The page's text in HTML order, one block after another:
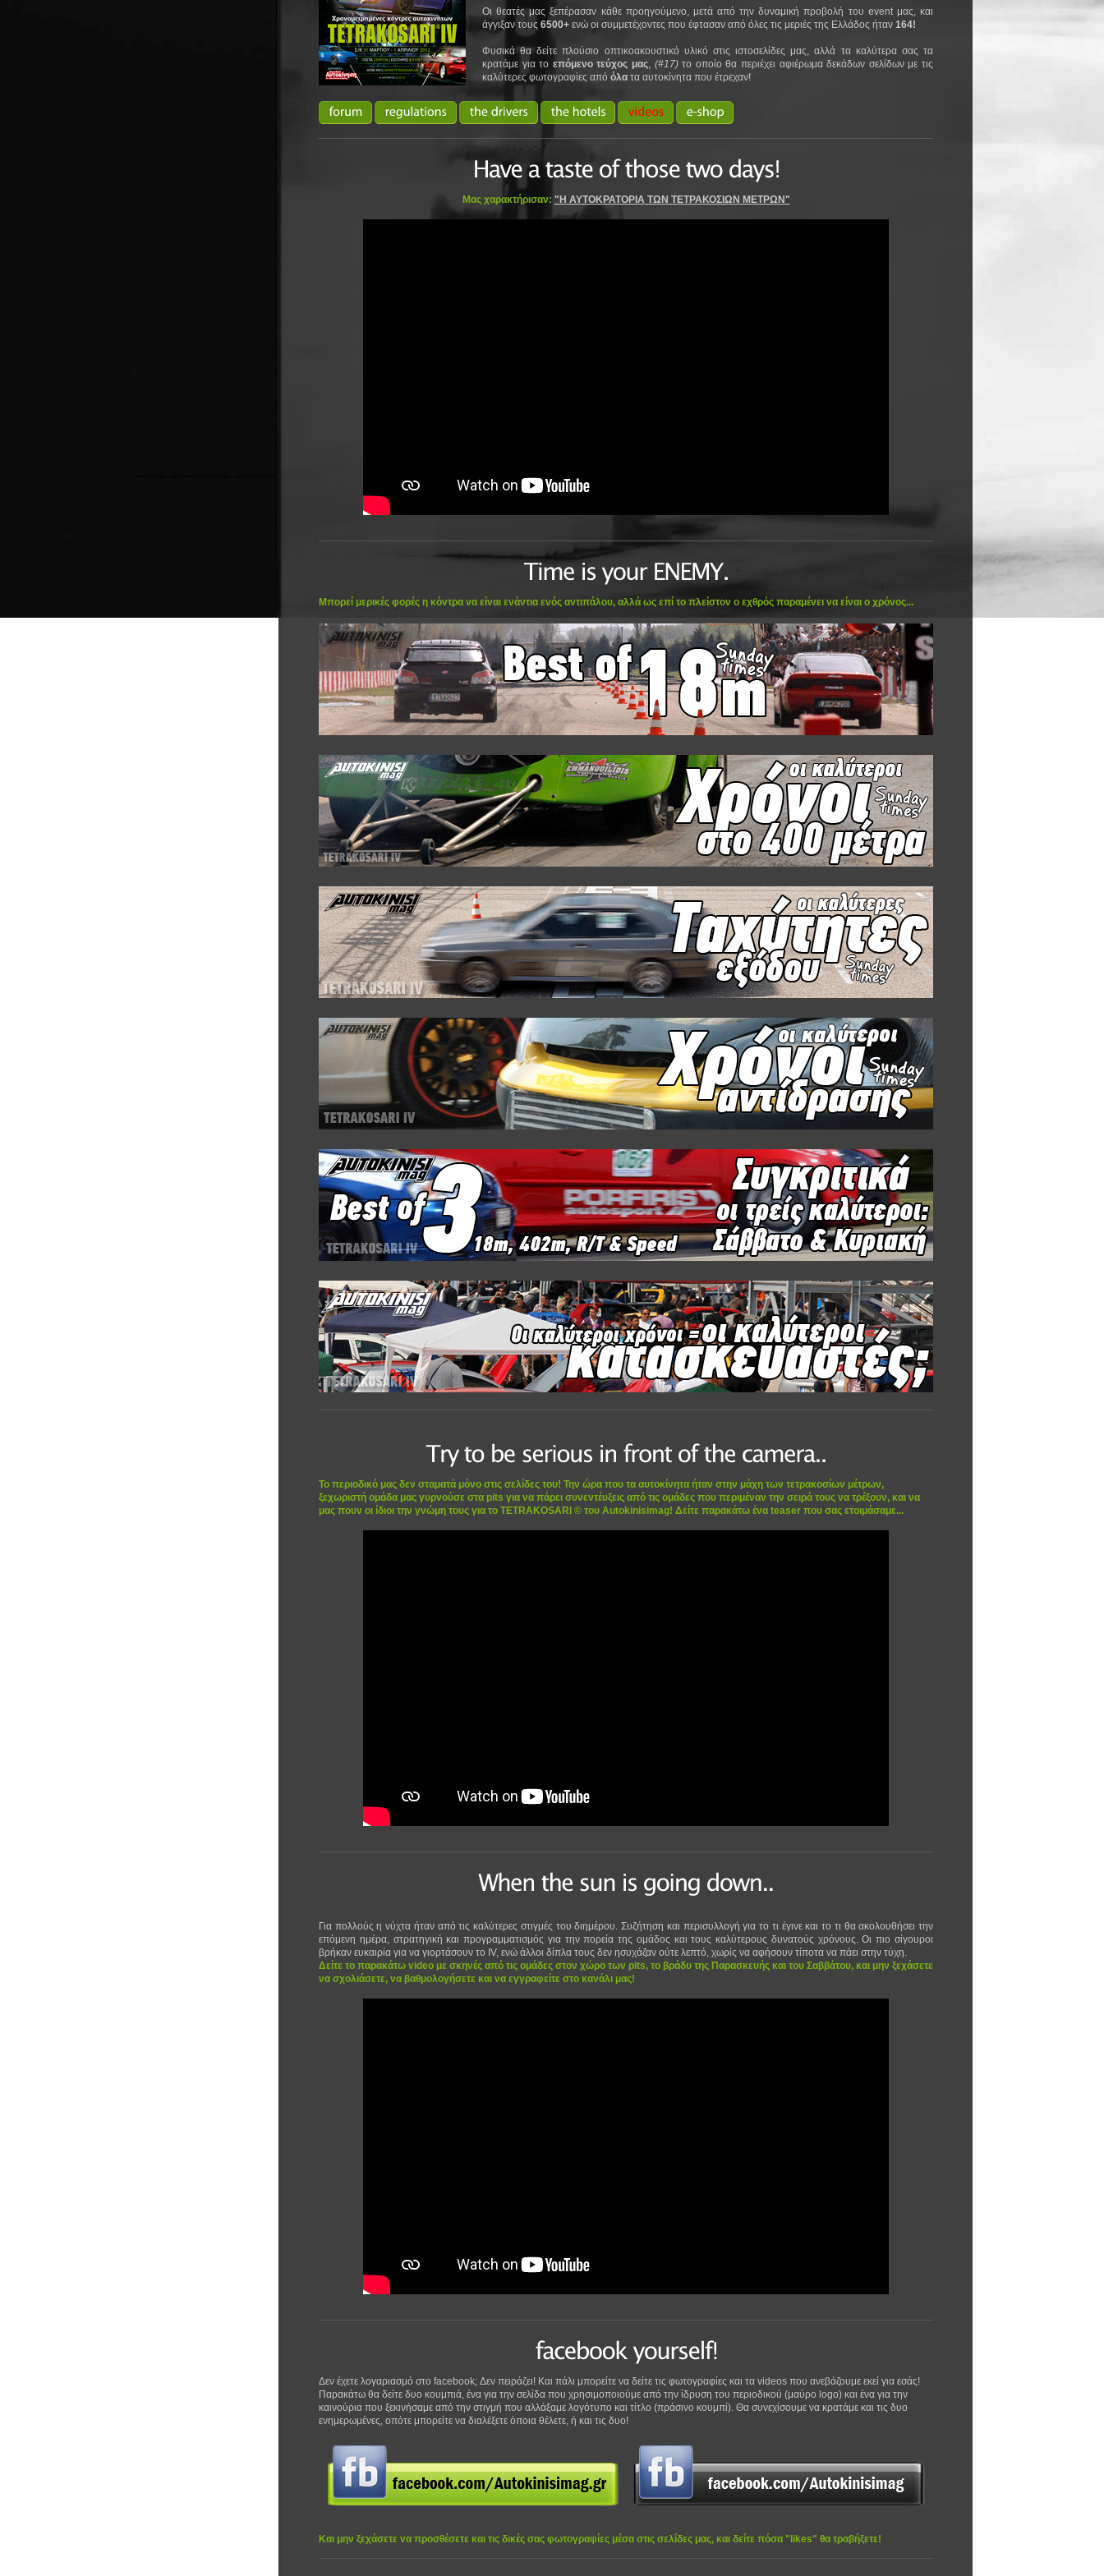
Οι θεατές μας ξεπέρασαν κάθε προηγούμενο, μετά από την δυναμική προβολή του event μας, και
άγγιξαν τους 6500+ ενώ οι συμμετέχοντες που έφτασαν από όλες τις μεριές της Ελλάδος ήταν 164!
Φυσικά θα δείτε πλούσιο οπτικοακουστικό υλικό στις ιστοσελίδες μας, αλλά τα καλύτερα σας τα
κρατάμε για το επόμενο τεύχος μας, (#17)το οποίο θα περιέχει αφιέρωμα δεκάδων σελίδων με τις
καλύτερες φωτογραφίες από όλα τα αυτοκίνητα που έτρεχαν!
Μας χαρακτήρισαν: "Η ΑΥΤΟΚΡΑΤΟΡΙΑ ΤΩΝ ΤΕΤΡΑΚΟΣΙΩΝ ΜΕΤΡΩΝ"
Μπορεί μερικές φορές η κόντρα να είναι ενάντια ενός αντιπάλου, αλλά ως επί το πλείστον ο εχθρός παραμένει να είναι ο χρόνος...
Το περιοδικό μας δεν σταματά μόνο στις σελίδες του! Την ώρα που τα αυτοκίνητα ήταν στην μάχη των τετρακοσίων μέτρων,
ξεχωριστή ομάδα μας γυρνούσε στα pits για να πάρει συνεντέυξεις από τις ομάδες που περιμέναν την σειρά τους να τρέξουν, και να
μας πουν οι ίδιοι την γνώμη τους για το TETRAKOSARI © του Autokinisimag! Δείτε παρακάτω ένα teaser που σας ετοιμάσαμε...
Για πολλούς η νύχτα ήταν από τις καλύτερες στιγμές του διημέρου. Συζήτηση και περισυλλογή για το τι έγινε και το τι θα ακολουθήσει την
επόμενη ημέρα, στρατηγική και προγραμματισμός για την πορεία της ομάδος και τους καλύτερους δυνατούς χρόνους. Οι πιο σίγουροι
βρήκαν ευκαιρία για να γιορτάσουν το IV, ενώ άλλοι δίπλα τους δεν ησυχάζαν ούτε λεπτό, χωρίς να αφήσουν τίποτα να πάει στην τύχη.
Δείτε το παρακάτω video με σκηνές από τις ομάδες στον χώρο των pits, το βράδυ της Παρασκευής και του Σαββάτου, και μην ξεχάσετε
να σχολιάσετε, να βαθμολογήσετε και να εγγραφείτε στο κανάλι μας!
Δεν έχετε λογαριασμό στο facebook; Δεν πειράζει! Και πάλι μπορείτε να δείτε τις φωτογραφίες και τα videos που ανεβάζουμε εκεί για εσάς!
Παρακάτω θα δείτε δυο κουμπιά, ένα για την σελίδα που χρησιμοποιούμε από την ίδρυση του περιοδικού (μαύρο logo) και ένα για την
καινούρια που ξεκινήσαμε από την στιγμή που αλλάξαμε λογότυπο και τίτλο (πράσινο κουμπί). Θα συνεχίσουμε να κρατάμε και τις δυο
ενημερωμένες, οπότε μπορείτε να διαλέξετε όποια θέλετε, ή και τις δυο!
Και μην ξεχάσετε να προσθέσετε και τις δικές σας φωτογραφίες μέσα στις σελίδες μας, και δείτε πόσα "likes" θα τραβήξετε!